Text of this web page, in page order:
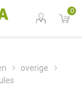
0
overige